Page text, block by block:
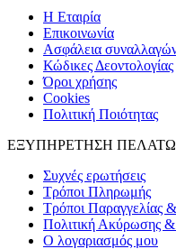
H Εταιρία
Eπικοινωνία
Ασφάλεια
Κώδικες Δεοντολογίας
Όροι χρήσης
Cookies
Πολιτική Ποιότητας
ΕΞΥΠΗΡΕΤΗΣΗ
Συχνές ερωτήσεις
Τρόποι Πληρωμής
Τρόποι Παραγγελίας
Πολιτική Ακύρωσης
Ο λογαριασμός μου